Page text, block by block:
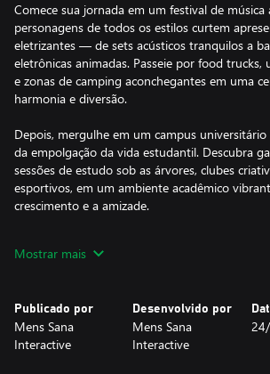
Comece sua jornada em um festival de
personagens de todos os estilos curtem
eletrizantes — de sets acústicos tranquilos a
eletrônicas animadas. Passeie por food
e zonas de camping aconchegantes em uma
harmonia e diversão.
Depois, mergulhe em um campus
da empolgação da vida estudantil. Descubra
sessões de estudo sob as árvores, clubes
esportivos, em um ambiente acadêmico
crescimento e a amizade.
- Gatos e Amigos: Encontre personagens
- Estoure Balões: Aproveite a jogabilidade
balões pelas cenas — um toque de diversão a
- Riqueza de Detalhes: Explore cenários
Mostrar mais
Publicado por
Mens Sana
Interactive
Desenvolvido por
Mens Sana
Interactive